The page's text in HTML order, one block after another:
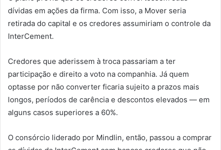
dívidas em ações da firma. Com isso, a Mover seria
retirada do capital e os credores assumiriam o controle da
InterCement.
Credores que aderissem à troca passariam a ter
participação e direito a voto na companhia. Já quem
optasse por não converter ficaria sujeito a prazos mais
longos, períodos de carência e descontos elevados — em
alguns casos superiores a 60%.
O consórcio liderado por Mindlin, então, passou a comprar